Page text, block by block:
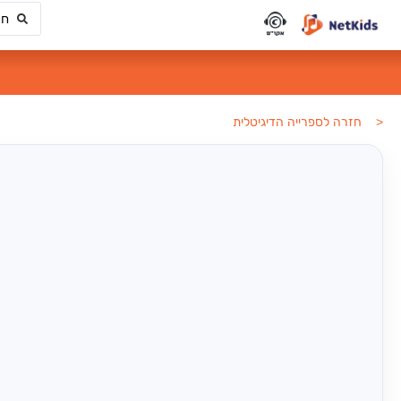
< חזרה לספרייה הדיגיטלית